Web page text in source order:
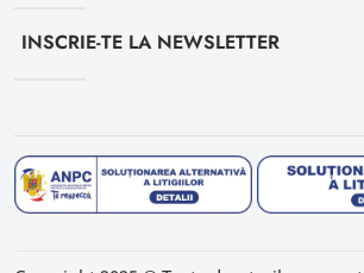
INSCRIE-TE LA NEWSLETTER